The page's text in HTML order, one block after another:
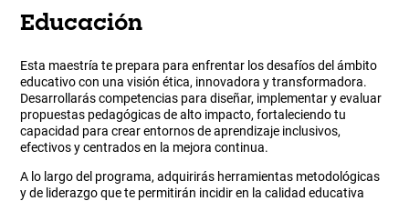
Educación
Esta maestría te prepara para enfrentar los desafíos del ámbito
educativo con una visión ética, innovadora y transformadora.
Desarrollarás competencias para diseñar, implementar y evaluar
propuestas pedagógicas de alto impacto, fortaleciendo tu
capacidad para crear entornos de aprendizaje inclusivos,
efectivos y centrados en la mejora continua.
A lo largo del programa, adquirirás herramientas metodológicas
y de liderazgo que te permitirán incidir en la calidad educativa